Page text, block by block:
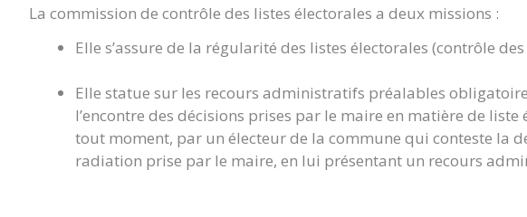
La commission de contrôle des listes électorales a deux missions :
Elle s’assure de la régularité des listes électorales (contrôle
Elle statue sur les recours administratifs préalables
l’encontre des décisions prises par le maire en matière de
tout moment, par un électeur de la commune qui conteste la
radiation prise par le maire, en lui présentant un recours